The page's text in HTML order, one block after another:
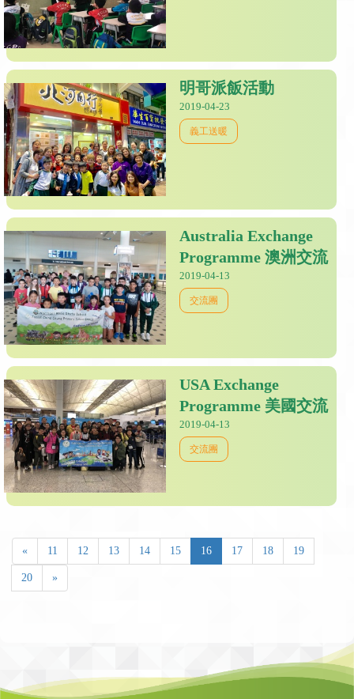
明哥派飯活動
2019-04-23
義工送暖
Australia Exchange
Programme 澳洲交流
2019-04-13
交流團
USA Exchange
Programme 美國交流
2019-04-13
交流團
« 11 12 13 14 15 16 17 18 19
20 »